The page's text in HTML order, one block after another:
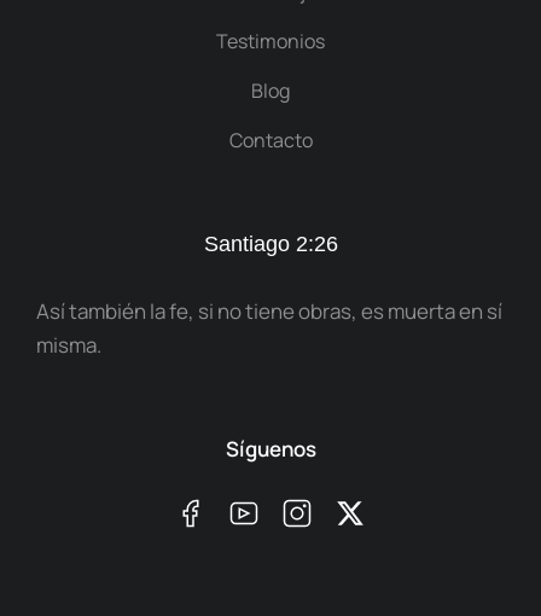
Testimonios
Blog
Contacto
Santiago 2:26
Así también la fe, si no tiene obras, es muerta en sí
misma.
Síguenos